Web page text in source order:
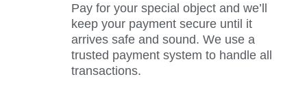
Pay for your special object and we’ll
keep your payment secure until it
arrives safe and sound. We use a
trusted payment system to handle all
transactions.